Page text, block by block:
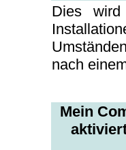
Dies
nach
Mein